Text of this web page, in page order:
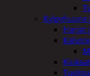
Kylpyhuone
Harjat